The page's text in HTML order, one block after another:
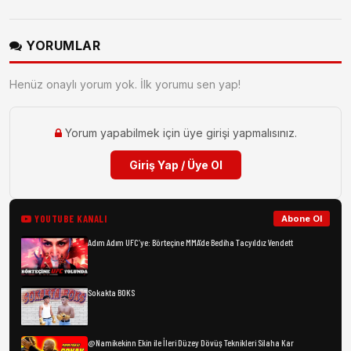
YORUMLAR
Henüz onaylı yorum yok. İlk yorumu sen yap!
Yorum yapabilmek için üye girişi yapmalısınız.
Giriş Yap / Üye Ol
YOUTUBE KANALI Abone Ol
Adım Adım UFC’ye: Börteçine MMA’de Bediha Tacyıldız Vendett
Sokakta BOKS
@Namikekinn Ekin ile İleri Düzey Dövüş Teknikleri Silaha Kar